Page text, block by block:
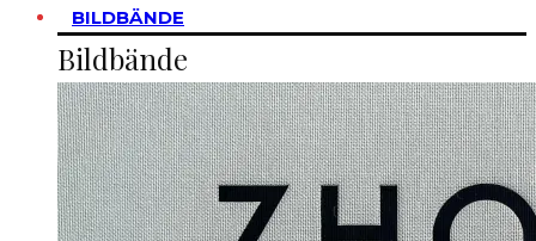
BILDBÄNDE
Bildbände